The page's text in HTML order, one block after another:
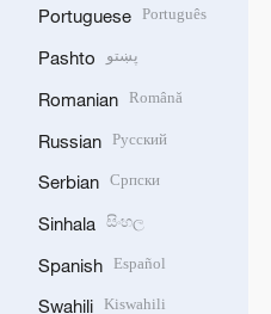
Portuguese Português
Pashto پښتو
Romanian Română
Russian Русский
Serbian Српски
Sinhala සිංහල
Spanish Español
Swahili Kiswahili